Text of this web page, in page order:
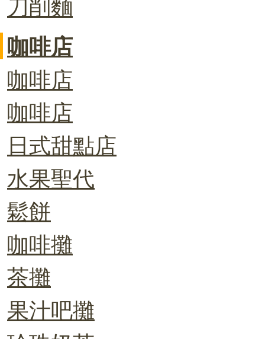
咖啡店
咖啡店
咖啡店
日式甜點店
水果聖代
鬆餅
咖啡攤
茶攤
果汁吧攤